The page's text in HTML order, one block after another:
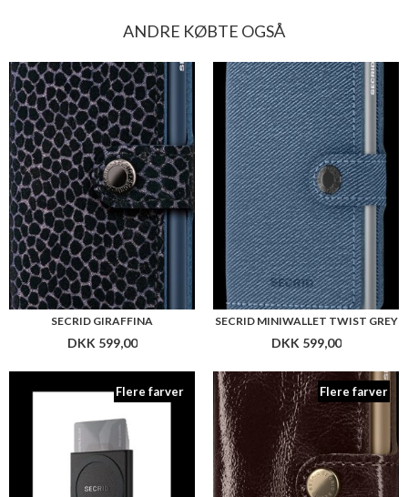
ANDRE KØBTE OGSÅ
SECRID GIRAFFINA
DKK 599,00
SECRID MINIWALLET TWIST GREY
DKK 599,00
Flere farver Flere farver